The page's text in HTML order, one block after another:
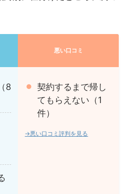
悪い口コミ
8
契約するまで帰し
てもらえない（1
件）
→悪い口コミ評判を見る